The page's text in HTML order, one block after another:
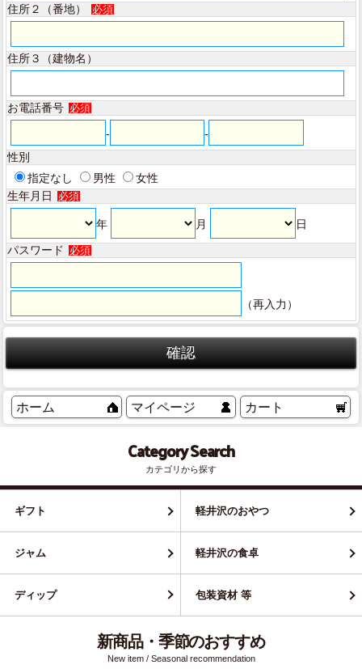
住所２（番地） 必須
住所３（建物名）
お電話番号 必須
-
-
性別
指定なし
男性
女性
生年月日
必須
年 月
日
パスワード
必須
（再入力）
ホーム マイページ カート
Category Search
カテゴリから探す
ギフト 軽井沢のおやつ
ジャム 軽井沢の食卓
ディップ 包装資材 等
新商品・季節のおすすめ
New item / Seasonal recommendation